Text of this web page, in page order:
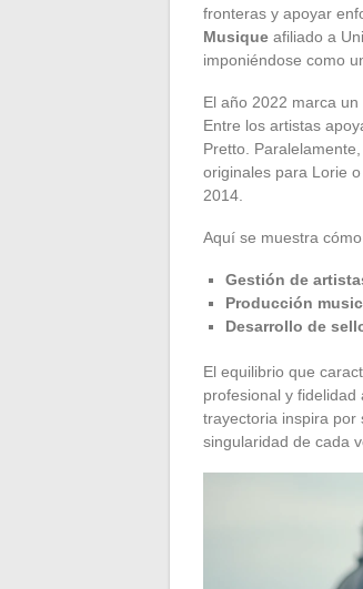
fronteras y apoyar
Musique afiliado a
imponiéndose como
El año 2022 marca
Entre los artistas
Pretto.
originales para Lorie
2014.
Aquí se muestra
Gestión de
Producción
Desarrollo de
El equilibrio que
profesional y
trayectoria inspira por
singularidad de cada